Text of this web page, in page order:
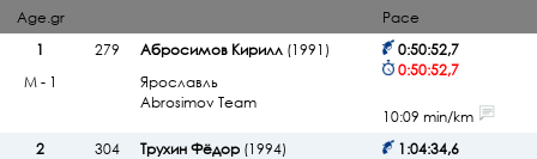
Age.gr
Pace
1
279 Абросимов Кирилл(1991)
Ярославль
Abrosimov Team
0:50:52,7
0:50:52,7
М - 1
10:09 min/km
2
304 Трухин Фёдор(1994)
1:04:34,6